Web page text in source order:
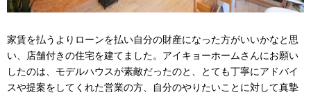
家賃を払うよりローンを払い自分の財産になった方がいいかなと思
い、店舗付きの住宅を建てました。アイキョーホームさんにお願い
したのは、モデルハウスが素敵だったのと、とても丁寧にアドバイ
スや提案をしてくれた営業の方、自分のやりたいことに対して真摯